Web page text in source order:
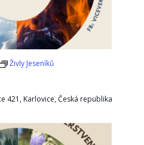
Živly Jeseníků
421, Karlovice, Česká republika